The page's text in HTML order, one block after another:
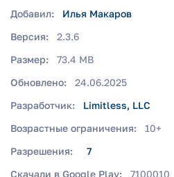
Добавил:
Илья Макаров
Версия:
2.3.6
Размер:
73.4 MB
Обновлено:
24.06.2025
Разработчик:
Limitless, LLC
Возрастные ограничения:
10+
Разрешения:
7
Скачали в Google Play:
7100010